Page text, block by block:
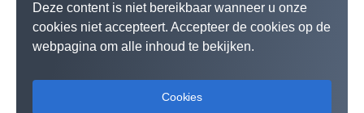
Deze content is niet bereikbaar wanneer u onze
cookies niet accepteert. Accepteer de cookies op de
webpagina om alle inhoud te bekijken.
Cookies